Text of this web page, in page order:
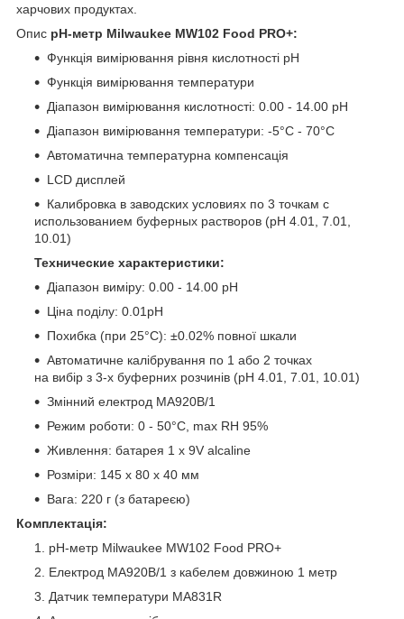
харчових продуктах.
Опис pH-метр Milwaukee MW102 Food PRO+:
Функція вимірювання рівня кислотності pH
Функція вимірювання температури
Діапазон вимірювання кислотності: 0.00 - 14.00 pH
Діапазон вимірювання температури: -5°C - 70°C
Автоматична температурна компенсація
LСD дисплей
Калибровка в заводских условиях по 3 точкам с
использованием буферных растворов (pH 4.01, 7.01,
10.01)
Технические характеристики:
Діапазон виміру: 0.00 - 14.00 pH
Ціна поділу: 0.01pH
Похибка (при 25°C): ±0.02% повної шкали
Автоматичне калібрування по 1 або 2 точках
на вибір з 3-х буферних розчинів (pH 4.01, 7.01, 10.01)
Змінний електрод MA920B/1
Режим роботи: 0 - 50°C, max RH 95%
Живлення: батарея 1 x 9V alcaline
Розміри: 145 x 80 x 40 мм
Вага: 220 г (з батареєю)
Комплектація:
pH-метр Milwaukee MW102 Food PRO+
Електрод MA920B/1 з кабелем довжиною 1 метр
Датчик температури MA831R